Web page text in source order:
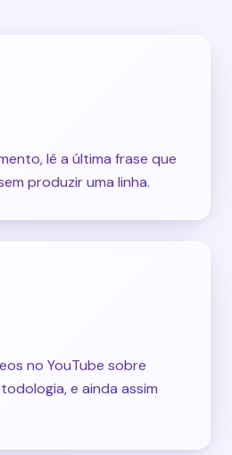
lê a última frase que
produzir uma linha.
no YouTube sobre
e ainda assim